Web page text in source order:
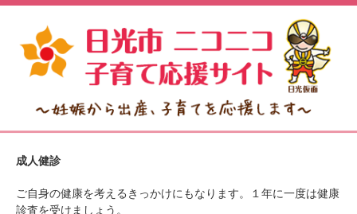
成人健診
ご自身の健康を考えるきっかけにもなります。１年に一度は健康
診査を受けましょう。